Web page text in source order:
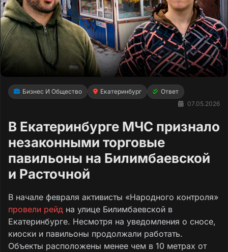
Бизнес И Общество Екатеринбург
Ответ
07.05.2026
В Екатеринбурге МЧС признало
незаконными торговые
павильоны на Билимбаевской
и Расточной
В начале февраля активисты «Народного контроля»
провели рейд на улице Билимбаевской в
Екатеринбурге. Несмотря на уведомления о сносе,
киоски и павильоны продолжали работать.
Объекты расположены менее чем в 10 метрах от